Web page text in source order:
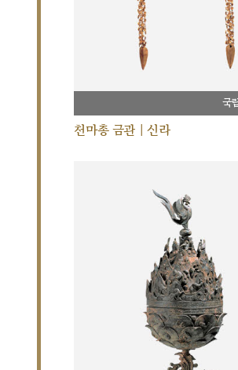
국
천마총 금관 | 신라